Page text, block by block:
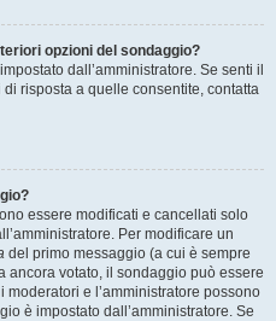
opzioni del sondaggio?
dall’amministratore. Se senti il
risposta a quelle consentite, contatta
essere modificati e cancellati solo
Per modificare un
del primo messaggio (a cui è sempre
ancora votato, il sondaggio può essere
e l’amministratore possono
è impostato dall’amministratore. Se